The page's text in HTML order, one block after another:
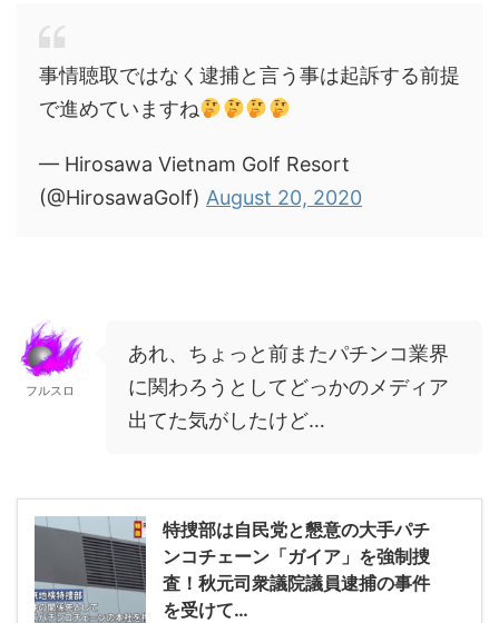
事情聴取ではなく逮捕と言う事は起訴する前提
で進めていますね
— Hirosawa Vietnam Golf Resort
(@HirosawaGolf) August 20, 2020
フルスロ
あれ、ちょっと前またパチンコ業界
に関わろうとしてどっかのメディア
出てた気がしたけど…
特捜部は自民党と懇意の大手パチ
ンコチェーン「ガイア」を強制捜
査！秋元司衆議院議員逮捕の事件
を受けて…